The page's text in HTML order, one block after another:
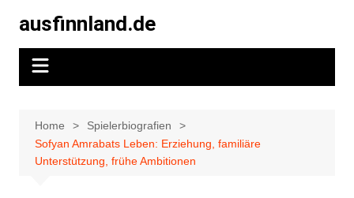
content
ausfinnland.de
Home
Spielerbiografien
Sofyan Amrabats Leben: Erziehung, familiäre
Unterstützung, frühe Ambitionen